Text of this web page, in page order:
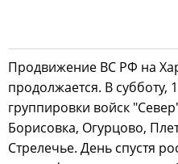
Продвижение ВС РФ на
продолжается. В субботу,
группировки войск
Борисовка, Огурцово,
Стрелечье. День спустя